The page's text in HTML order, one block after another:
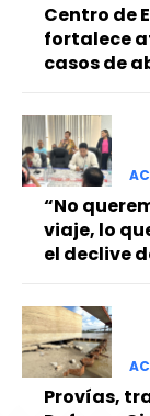
Centro de
fortalece
casos de
“No
viaje, lo
el declive
Provías,